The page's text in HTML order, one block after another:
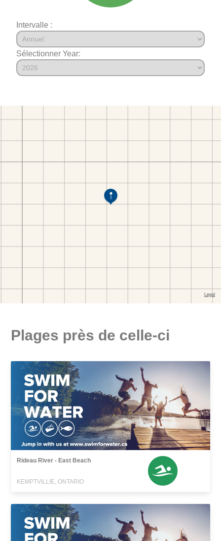
Intervalle :
Sélectionner Year:
Plages près de celle-ci
Rideau River - East Beach
KEMPTVILLIE, ONTARIO